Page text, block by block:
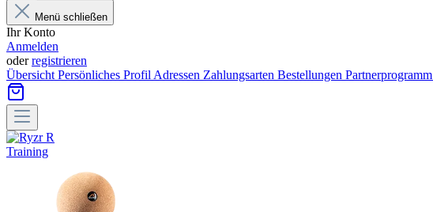
Menü schließen
Ihr Konto
Anmelden
oderregistrieren
Übersicht Persönliches Profil Adressen Zahlungsarten Bestellungen Partnerprogramm
Training